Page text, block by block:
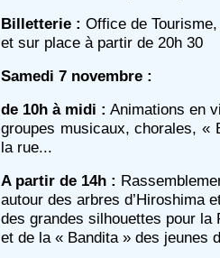
Billetterie : Office de
et sur place à partir de 20h 30
Samedi 7 novembre :
de 10h à midi : Animations en
groupes musicaux, chorales, «
la rue...
A partir de 14h :
autour des arbres d’Hiroshima
des grandes silhouettes pour la
et de la « Bandita » des jeunes